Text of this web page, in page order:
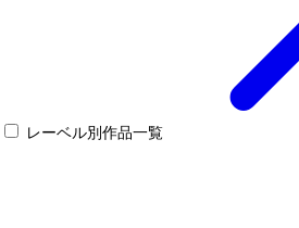
レーベル別作品一覧